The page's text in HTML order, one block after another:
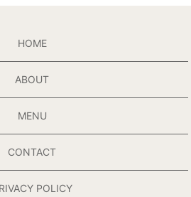
HOME
ABOUT
MENU
CONTACT
POLICY